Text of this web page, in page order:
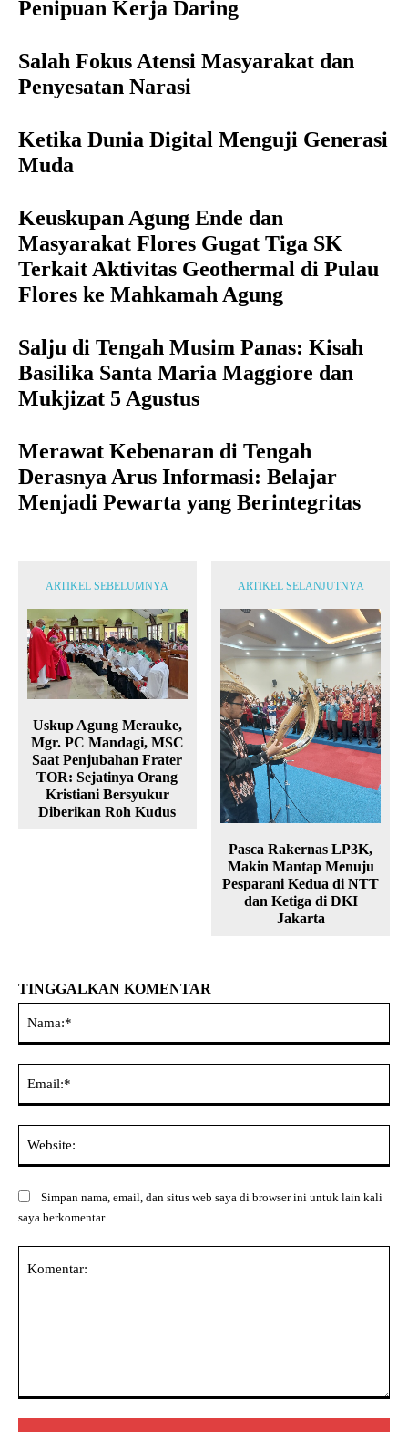
Penipuan Kerja Daring
Salah Fokus Atensi Masyarakat dan
Penyesatan Narasi
Ketika Dunia Digital Menguji Generasi
Muda
Keuskupan Agung Ende dan
Masyarakat Flores Gugat Tiga SK
Terkait Aktivitas Geothermal di Pulau
Flores ke Mahkamah Agung
Salju di Tengah Musim Panas: Kisah
Basilika Santa Maria Maggiore dan
Mukjizat 5 Agustus
Merawat Kebenaran di Tengah
Derasnya Arus Informasi: Belajar
Menjadi Pewarta yang Berintegritas
ARTIKEL SEBELUMNYA
Uskup Agung Merauke,
Mgr. PC Mandagi, MSC
Saat Penjubahan Frater
TOR: Sejatinya Orang
Kristiani Bersyukur
Diberikan Roh Kudus
ARTIKEL SELANJUTNYA
Pasca Rakernas LP3K,
Makin Mantap Menuju
Pesparani Kedua di NTT
dan Ketiga di DKI
Jakarta
TINGGALKAN KOMENTAR
Simpan nama, email, dan situs web saya di browser ini untuk lain kali
saya berkomentar.